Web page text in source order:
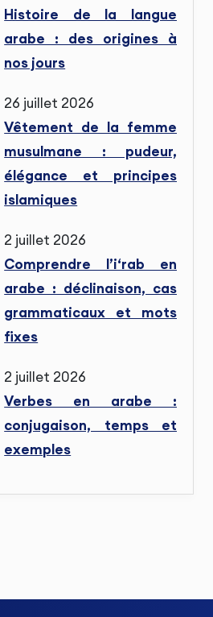
Histoire de la langue
arabe : des origines à
nos jours
26 juillet 2026
Vêtement de la femme
musulmane : pudeur,
élégance et principes
islamiques
2 juillet 2026
Comprendre l’i‘rab en
arabe : déclinaison, cas
grammaticaux et mots
fixes
2 juillet 2026
Verbes en arabe :
conjugaison, temps et
exemples